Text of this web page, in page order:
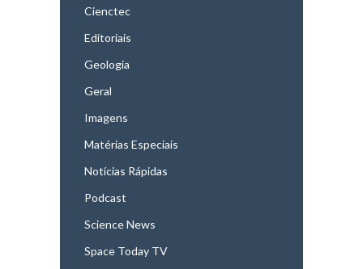
Cienctec
Editoriais
Geologia
Geral
Imagens
Matérias Especiais
Notícias Rápidas
Podcast
Science News
Space Today TV